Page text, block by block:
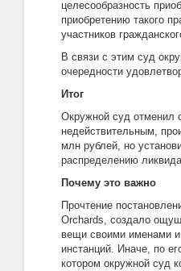
целесообразность
приобретению такого
участников
В связи с этим суд
очередности
Итог
Окружной суд отменил
недействительным,
млн рублей, но
распределению
Почему это важно
Прочтение
Orchards, создало
вещи своими именами
инстанций. Иначе, по
котором окружной суд